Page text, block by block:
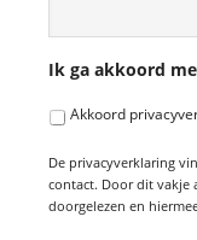
Ik ga akkoord
Akkoord
De privacyverklaring
contact. Door dit vakje
doorgelezen en